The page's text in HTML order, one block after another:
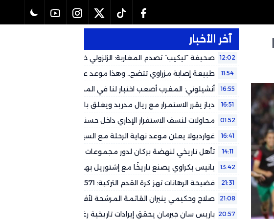
آخر الأخبار
12:02
صحيفة “ليكيب” تصدم المغاربة: الزلزولي خارج كأس العالم رسمياً
لهذا التوقيت
11:54 طبيعة إصابة مزراوي تتضح.. وهذا موعد عودته المتوقع لكأس العالم
16:55 أنشيلوتي: المغرب أصعب اختبار لنا في المجموعة وشباكه حصينة
16:51 دياز يقرر الاستمرار مع ريال مدريد ويغلق باب العودة إلى الكالتشيو
01:52
محاولات لنسف الاستقرار الإداري داخل حسنية أكادير.. جهات سياسية
وتستعمل بعض الجماهير لتصفية الحسابات
16:41 غوارديولا يعلن موعد نهاية الرحلة مع السيتي
14:11
تأهل تاريخي لنهضة بركان لدور مجموعات الأبطال الأفريقي على
طرابلس
13:42 يانيس بكراوي يصنع تاريخًا مع إشتوريل بهاتريك في شباك ريو آفي
21:31 فضيحة الرهانات تهز كرة القدم التركية: 571 حكماً تحت التحقيق
21:08 صلاح وحكيمي ينيران القائمة المرشحة لأفضل فريق في العالم
20:57 باريس سان جيرمان يحقق إيرادات تاريخية رغم التحديات المالية